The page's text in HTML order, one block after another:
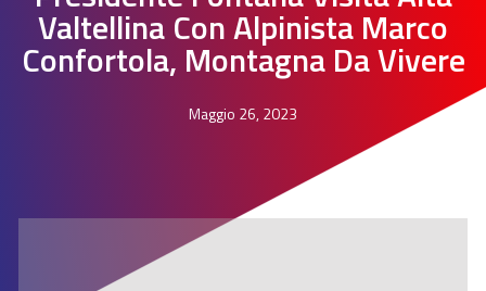
Valtellina Con Alpinista Marco
Confortola, Montagna Da Vivere
Maggio 26, 2023